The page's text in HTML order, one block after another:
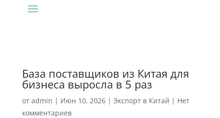
База поставщиков из Китая для
бизнеса выросла в 5 раз
от admin | Июн 10, 2026| Экспорт в Китай | Нет
комментариев